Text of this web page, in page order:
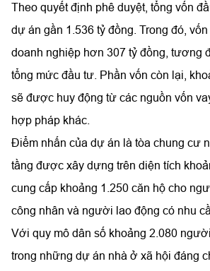
Theo quyết định phê duyệt, tổng vốn
dự án gần 1.536 tỷ đồng. Trong đó,
doanh nghiệp hơn 307 tỷ đồng, tương
tổng mức đầu tư. Phần vốn còn lại,
sẽ được huy động từ các nguồn vốn
hợp pháp khác.
Điểm nhấn của dự án là tòa chung cư
tầng được xây dựng trên diện tích
cung cấp khoảng 1.250 căn hộ cho
công nhân và người lao động có nhu
Với quy mô dân số khoảng 2.080
trong những dự án nhà ở xã hội đáng